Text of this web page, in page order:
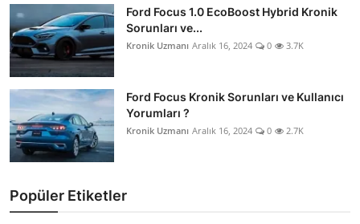
Ford Focus 1.0 EcoBoost Hybrid Kronik
Sorunları ve...
Kronik Uzmanı Aralık 16, 2024 0 3.7K
Ford Focus Kronik Sorunları ve Kullanıcı
Yorumları ?
Kronik Uzmanı Aralık 16, 2024 0 2.7K
Popüler Etiketler